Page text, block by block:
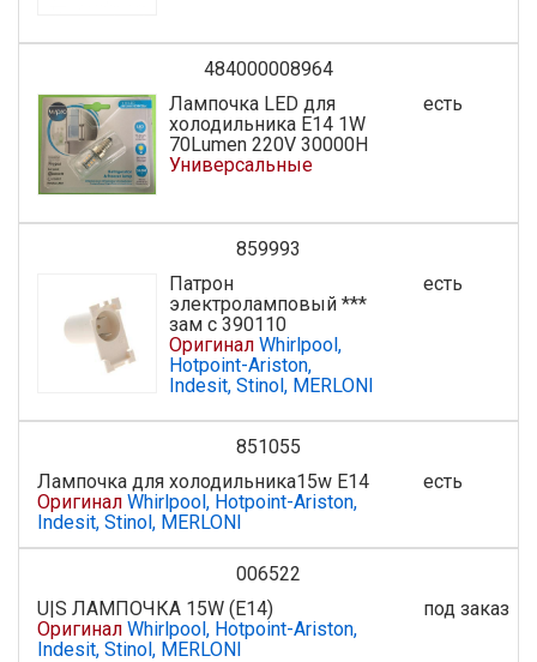
484000008964
Лампочка LED для
холодильника E14 1W
70Lumen 220V 30000H
Универсальные
есть
859993
Патрон
электроламповый ***
зам с 390110
Оригинал Whirlpool,
Hotpoint-Ariston,
Indesit, Stinol, MERLONI
есть
851055
Лампочка для холодильника15w E14
Оригинал Whirlpool, Hotpoint-Ariston,
Indesit, Stinol, MERLONI
есть
006522
U|S ЛАМПОЧКА 15W (E14)
Оригинал Whirlpool, Hotpoint-Ariston,
Indesit, Stinol, MERLONI
под заказ